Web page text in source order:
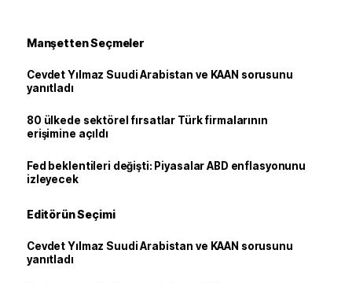
Manşetten Seçmeler
Cevdet Yılmaz Suudi Arabistan ve KAAN sorusunu
yanıtladı
80 ülkede sektörel fırsatlar Türk firmalarının
erişimine açıldı
Fed beklentileri değişti: Piyasalar ABD enflasyonunu
izleyecek
Editörün Seçimi
Cevdet Yılmaz Suudi Arabistan ve KAAN sorusunu
yanıtladı